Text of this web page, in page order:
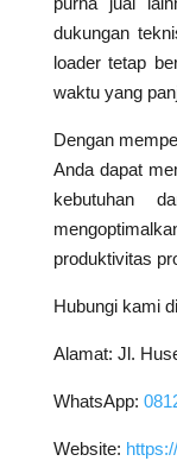
dukungan
loader tetap
waktu yang
Dengan
Anda dapat
kebutuhan
produktivitas
Hubungi kami
Alamat: Jl.
WhatsApp:
Website: